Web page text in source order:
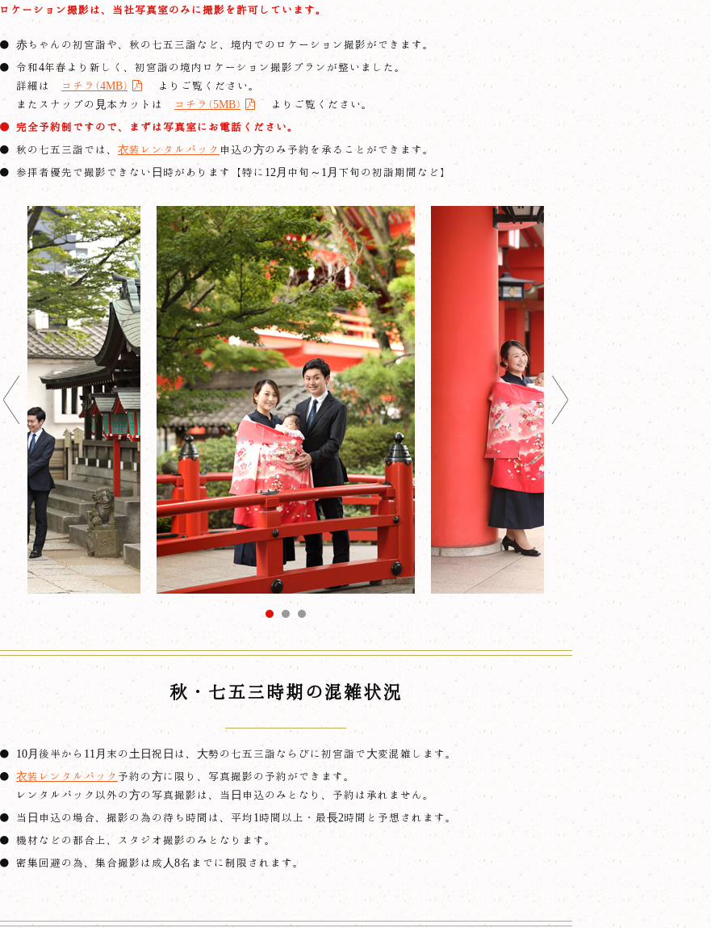
ロケーション撮影は、当社写真室のみに撮影を許可しています。
赤ちゃんの初宮詣や、秋の七五三詣など、境内でのロケーション撮影ができます。
令和4年春より新しく、初宮詣の境内ロケーション撮影プランが整いました。
詳細は
コチラ(4MB)
よりご覧ください。
またスナップの見本カットは
コチラ(5MB)
よりご覧ください。
完全予約制ですので、まずは写真室にお電話ください。
秋の七五三詣では、 衣装レンタルパック 申込の方のみ予約を承ることができます。
参拝者優先で撮影できない日時があります【特に12月中旬～1月下旬の初詣期間など】
秋・七五三時期の混雑状況
10月後半から11月末の土日祝日は、大勢の七五三詣ならびに初宮詣で大変混雑します。
衣装レンタルパック 予約の方に限り、写真撮影の予約ができます。
レンタルパック以外の方の写真撮影は、当日申込のみとなり、予約は承れません。
当日申込の場合、撮影の為の待ち時間は、平均1時間以上・最長2時間と予想されます。
機材などの都合上、スタジオ撮影のみとなります。
密集回避の為、集合撮影は成人8名までに制限されます。